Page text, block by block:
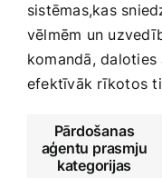
sistēmas,kas
vēlmēm un
komandā,
efektīvāk rīkotos
Pārdošanas
aģentu prasmju
kategorijas